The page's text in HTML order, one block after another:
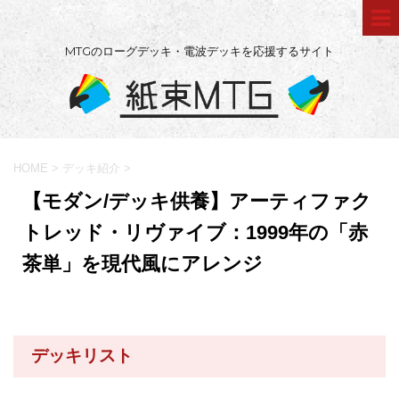
MTGのローグデッキ・電波デッキを応援するサイト
HOME > デッキ紹介 >
【モダン/デッキ供養】アーティファク
トレッド・リヴァイブ：1999年の「赤
茶単」を現代風にアレンジ
デッキリスト